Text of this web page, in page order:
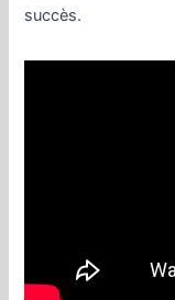
succès.